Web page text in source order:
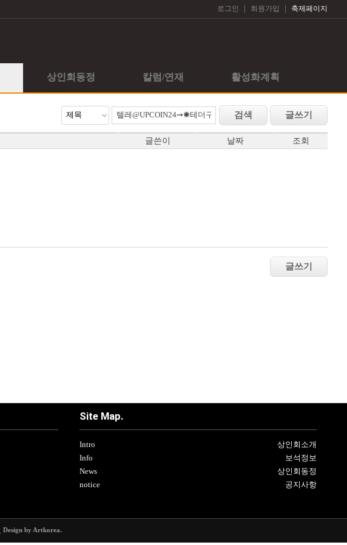
로그인 회원가입 축제페이지
상인회동정 칼럼/연재 활성화계획
글쓴이 날짜 조회
Site Map.
Intro
상인회소개
Info
보석정보
News
상인회동정
notice
공지사항
Design by Artkorea.